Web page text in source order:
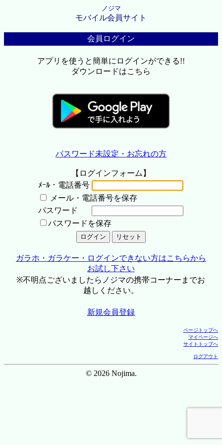
ノジマ
モバイル会員サイト
会員ログイン
アプリを使うと簡単にログインができる!!
ダウンロードはこちら
パスワード未設定・お忘れの方
【ログインフォーム】
ﾒｰﾙ・電話番号
メール・電話番号を保存
パスワード
パスワードを保存
ガラホ・ガラケー・ログインできない方はこちらから
お試し下さい
※不明点ございましたらノジマの携帯コーナーまでお
越しください。
新規会員登録
ページトップへ
マイページへ
サイトトップへ
ログアウト
© 2026 Nojima.